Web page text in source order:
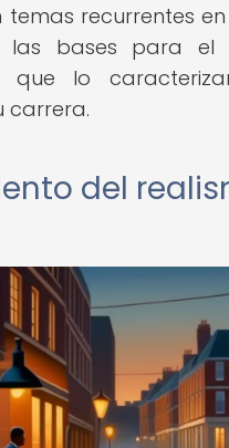
temas recurrentes
las bases para el
que lo
carrera.
del